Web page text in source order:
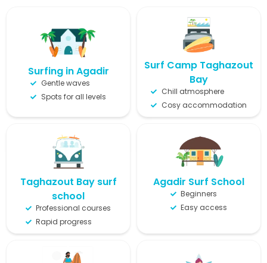
Surfing in Agadir
Gentle waves
Spots for all levels
Surf Camp Taghazout
Bay
Chill atmosphere
Cosy accommodation
Taghazout Bay surf
school
Professional courses
Rapid progress
Agadir Surf School
Beginners
Easy access